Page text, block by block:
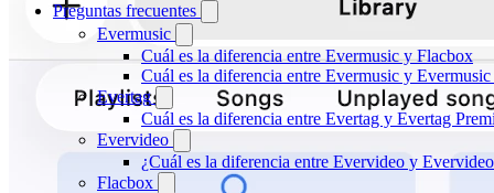
Preguntas frecuentes
Evermusic
Cuál es la diferencia entre Evermusic y Flacbox
Cuál es la diferencia entre Evermusic y
Evertag
Cuál es la diferencia entre Evertag y Evertag
Evervideo
¿Cuál es la diferencia entre Evervideo y
Flacbox